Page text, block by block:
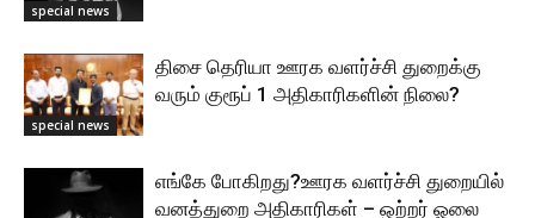
special news
special news
திசை தெரியா ஊரக வளர்ச்சி துறைக்கு
வரும் குரூப் 1 அதிகாரிகளின் நிலை?
எங்கே போகிறது?ஊரக வளர்ச்சி துறையில்
வனத்துறை அதிகாரிகள் – ஒற்றர் ஓலை